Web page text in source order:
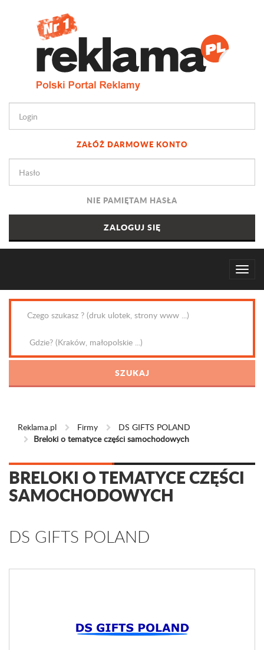
ZAŁÓŻ DARMOWE KONTO
NIE PAMIĘTAM HASŁA
Reklama.pl Firmy
DS GIFTS POLAND
Breloki o tematyce części samochodowych
BRELOKI O TEMATYCE CZĘŚCI
SAMOCHODOWYCH
DS GIFTS POLAND